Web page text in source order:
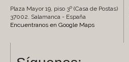
Plaza Mayor 19, piso 3º (Casa de Postas)
37002. Salamanca - España
Encuentranos en Google Maps